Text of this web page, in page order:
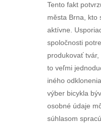
Tento fakt
města Brna, kto
aktívne.
spoločnosti
produkovať
to veľmi
iného
výber bicykla
osobné údaje
súhlasom